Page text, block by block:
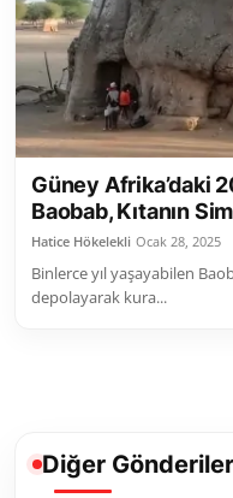
Sivil Toplum Kuruluşları
Kamu Kurumları ve Üst
Resmi Reklamlar
Güney Afrika’daki
Baobab, Kıtanın
Hatice Hökelekli Ocak 28, 2025
Binlerce yıl yaşayabilen
depolayarak kura...
Diğer Gönderiler